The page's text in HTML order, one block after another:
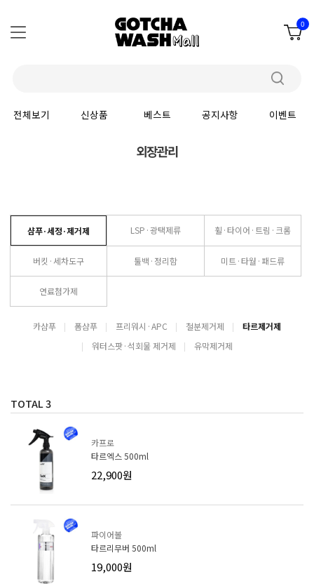
0
전체보기 신상품 베스트 공지사항 이벤트
외장관리
샴푸·세정·제거제 LSP·광택제류 휠·타이어·트림·크롬
버킷·세차도구 툴백·정리함 미트·타월·패드류
연료첨가제
카샴푸 폼샴푸 프리워시·APC 철분제거제
타르제거제
워터스팟·석회물 제거제
유막제거제
TOTAL3
카프로
타르엑스 500ml
22,900원
파이어볼
타르리무버 500ml
19,000원